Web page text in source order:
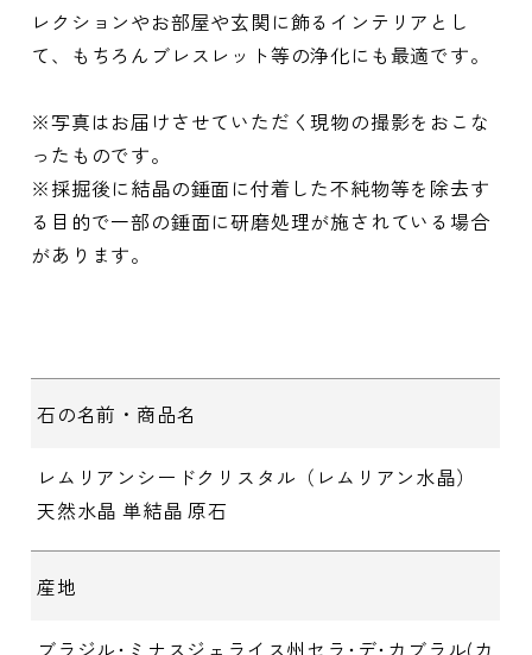
レクションやお部屋や玄関に飾るインテリアとし
て、もちろんブレスレット等の浄化にも最適です。
※写真はお届けさせていただく現物の撮影をおこな
ったものです。
※採掘後に結晶の錘面に付着した不純物等を除去す
る目的で一部の錘面に研磨処理が施されている場合
があります。
石の名前・商品名
レムリアンシードクリスタル（レムリアン水晶）
天然水晶 単結晶 原石
産地
ブラジル･ミナスジェライス州セラ･デ･カブラル(カ